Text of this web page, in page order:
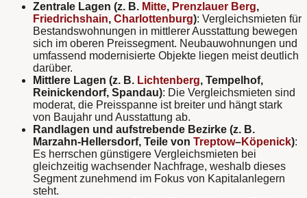
Zentrale Lagen (z. B. Mitte, Prenzlauer Berg,
Friedrichshain, Charlottenburg): Vergleichsmieten für
Bestandswohnungen in mittlerer Ausstattung bewegen
sich im oberen Preissegment. Neubauwohnungen und
umfassend modernisierte Objekte liegen meist deutlich
darüber.
Mittlere Lagen (z. B. Lichtenberg, Tempelhof,
Reinickendorf, Spandau): Die Vergleichsmieten sind
moderat, die Preisspanne ist breiter und hängt stark
von Baujahr und Ausstattung ab.
Randlagen und aufstrebende Bezirke (z. B.
Marzahn-Hellersdorf, Teile von Treptow–Köpenick):
Es herrschen günstigere Vergleichsmieten bei
gleichzeitig wachsender Nachfrage, weshalb dieses
Segment zunehmend im Fokus von Kapitalanlegern
steht.